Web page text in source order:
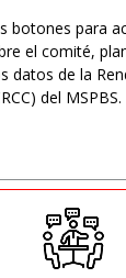
botones para
el comité,
datos de la
del MSPBS.